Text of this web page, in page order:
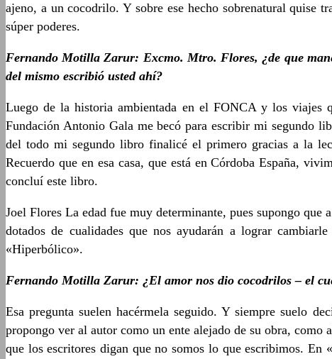
ajeno, a un cocodrilo. Y sobre ese hecho sobrenatural quise
súper poderes.
Fernando Motilla Zarur: Excmo. Mtro. Flores, ¿de que
del mismo escribió usted ahí?
Luego de la historia ambientada en el FONCA y los viajes
Fundación Antonio Gala me becó para escribir mi segundo
del todo mi segundo libro finalicé el primero gracias a la
Recuerdo que en esa casa, que está en Córdoba España,
concluí este libro.
Joel Flores La edad fue muy determinante, pues supongo que
dotados de cualidades que nos ayudarán a lograr
«Hiperbólico».
Fernando Motilla Zarur: ¿El amor nos dio cocodrilos – el
Esa pregunta suelen hacérmela seguido. Y siempre suelo
propongo ver al autor como un ente alejado de su obra,
que los escritores digan que no somos lo que escribimos.